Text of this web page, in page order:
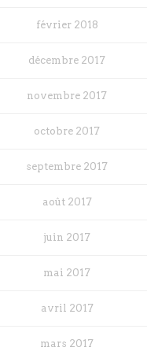
février 2018
décembre 2017
novembre 2017
octobre 2017
septembre 2017
août 2017
juin 2017
mai 2017
avril 2017
mars 2017